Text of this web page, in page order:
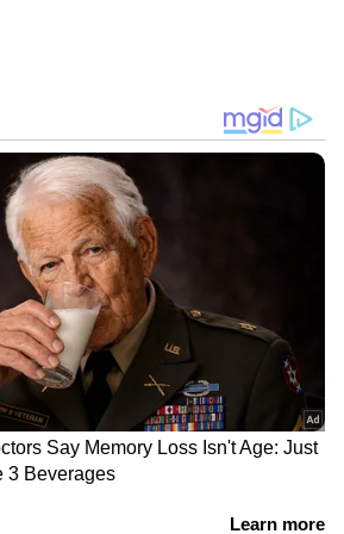
വാർത്തകൾ